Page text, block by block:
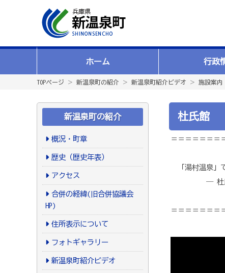
ホーム 行政
TOPページ ＞ 新温泉町の紹介 ＞ 新温泉町紹介ビデオ ＞ 施設案内
新温泉町の紹介
概況・町章
歴史（歴史年表）
アクセス
合併の経緯(旧合併協議会
HP)
住所表示について
フォトギャラリー
新温泉町紹介ビデオ
杜氏館
＝＝＝＝＝＝＝
「湯村温泉」
― 杜氏
＝＝＝＝＝＝＝